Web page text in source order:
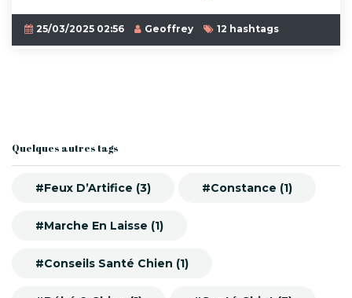
25/03/2025 02:56 Geoffrey 12 hashtags
Quelques autres tags
#Feux D’Artifice (3) #Constance (1)
#Marche En Laisse (1)
#Conseils Santé Chien (1)